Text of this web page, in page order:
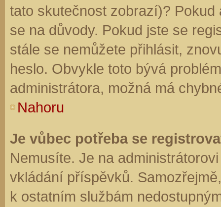
tato skutečnost zobrazí)?
se na důvody. Pokud jste se
stále se nemůžete přihlásit,
heslo. Obvykle toto bývá
administrátora, možná má
Nahoru
Je vůbec potřeba se
Nemusíte. Je na
vkládání příspěvků.
k ostatním službám